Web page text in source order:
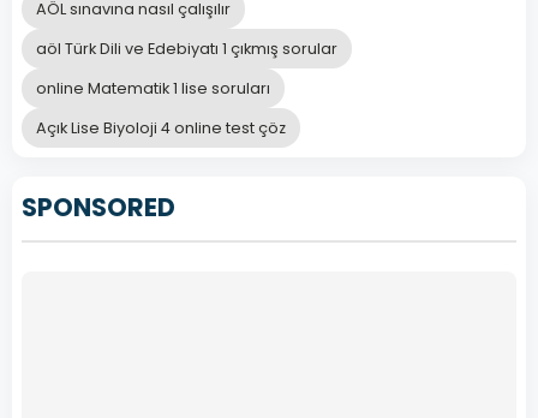
AÖL sınavına nasıl çalışılır
aöl Türk Dili ve Edebiyatı 1 çıkmış sorular
online Matematik 1 lise soruları
Açık Lise Biyoloji 4 online test çöz
SPONSORED